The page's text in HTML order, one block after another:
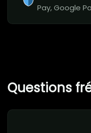
Pay, Google
Questions